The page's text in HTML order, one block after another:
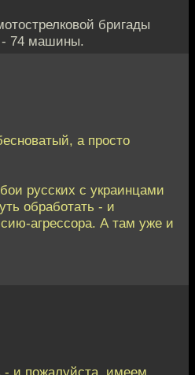
бригады
- 74 машины.
а просто
русских с украинцами
обработать - и
агрессора. А там уже и
- и пожалуйста, имеем